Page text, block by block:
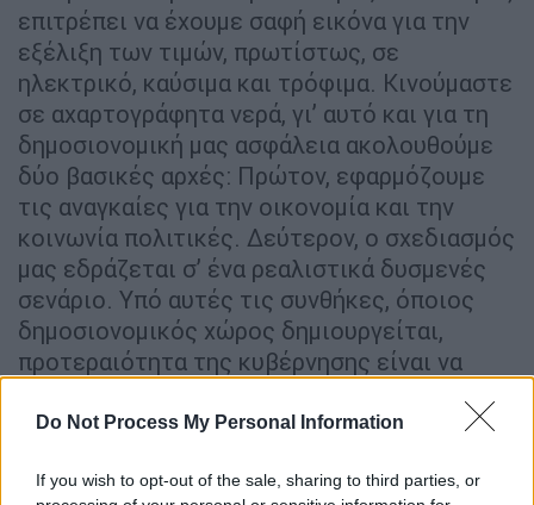
Do Not Process My Personal Information
If you wish to opt-out of the sale, sharing to third parties, or
επιτρέπει να έχουμε σαφή εικόνα για την
εξέλιξη των τιμών, πρωτίστως, σε
ηλεκτρικό, καύσιμα και τρόφιμα. Κινούμαστε
σε αχαρτογράφητα νερά, γι’ αυτό και για τη
δημοσιονομική μας ασφάλεια ακολουθούμε
δύο βασικές αρχές: Πρώτον, εφαρμόζουμε
τις αναγκαίες για την οικονομία και την
κοινωνία πολιτικές. Δεύτερον, ο σχεδιασμός
μας εδράζεται σ’ ένα ρεαλιστικά δυσμενές
σενάριο. Υπό αυτές τις συνθήκες, όποιος
δημοσιονομικός χώρος δημιουργείται,
προτεραιότητα της κυβέρνησης είναι να
ευάλωτων, οικονομικά, νοικοκυριών και της